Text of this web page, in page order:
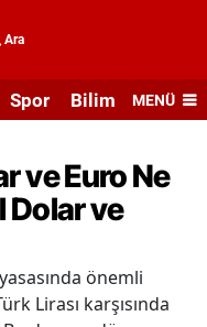
Ara
Spor Bilim veMENÜ
ve Euro Ne
Dolar ve
önemli
Lirası karşısında